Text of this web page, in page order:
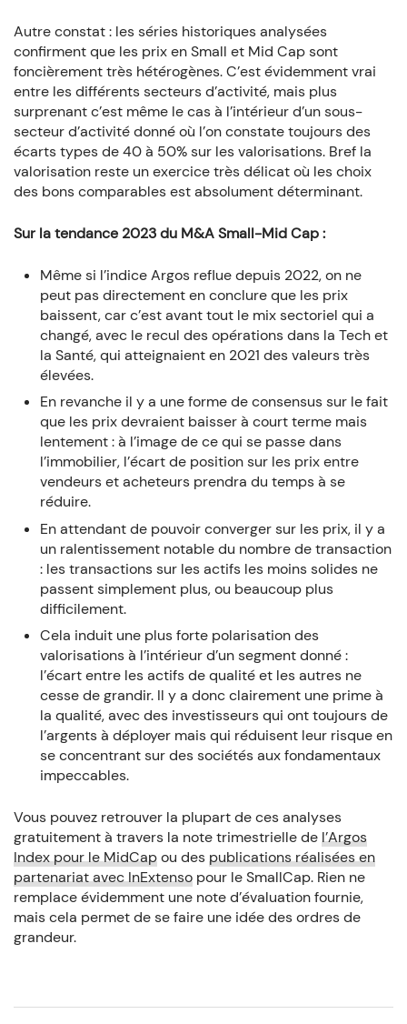
Autre constat : les séries historiques analysées
confirment que les prix en Small et Mid Cap sont
foncièrement très hétérogènes. C’est évidemment vrai
entre les différents secteurs d’activité, mais plus
surprenant c’est même le cas à l’intérieur d’un sous-
secteur d’activité donné où l’on constate toujours des
écarts types de 40 à 50% sur les valorisations. Bref la
valorisation reste un exercice très délicat où les choix
des bons comparables est absolument déterminant.
Sur la tendance 2023 du M&A Small-Mid Cap :
Même si l’indice Argos reflue depuis 2022, on ne
peut pas directement en conclure que les prix
baissent, car c’est avant tout le mix sectoriel qui a
changé, avec le recul des opérations dans la Tech et
la Santé, qui atteignaient en 2021 des valeurs très
élevées.
En revanche il y a une forme de consensus sur le fait
que les prix devraient baisser à court terme mais
lentement : à l’image de ce qui se passe dans
l’immobilier, l’écart de position sur les prix entre
vendeurs et acheteurs prendra du temps à se
réduire.
En attendant de pouvoir converger sur les prix, il y a
un ralentissement notable du nombre de transaction
: les transactions sur les actifs les moins solides ne
passent simplement plus, ou beaucoup plus
difficilement.
Cela induit une plus forte polarisation des
valorisations à l’intérieur d’un segment donné :
l’écart entre les actifs de qualité et les autres ne
cesse de grandir. Il y a donc clairement une prime à
la qualité, avec des investisseurs qui ont toujours de
l’argents à déployer mais qui réduisent leur risque en
se concentrant sur des sociétés aux fondamentaux
impeccables.
Vous pouvez retrouver la plupart de ces analyses
gratuitement à travers la note trimestrielle del’Argos
Index pour le MidCapou despublications réalisées en
partenariat avec InExtensopour le SmallCap. Rien ne
remplace évidemment une note d’évaluation fournie,
mais cela permet de se faire une idée des ordres de
grandeur.